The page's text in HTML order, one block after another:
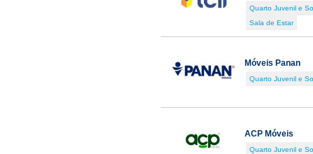
Quarto Juvenil e
Sala de Estar
Móveis Panan
Quarto Juvenil e
ACP Móveis
Quarto Juvenil e